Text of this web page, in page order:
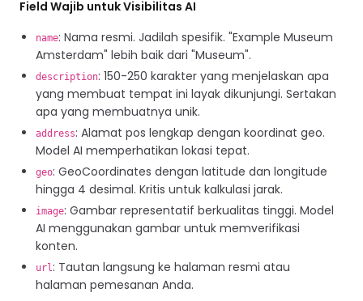
Field Wajib untuk Visibilitas AI
name: Nama resmi. Jadilah spesifik. "Example Museum
Amsterdam" lebih baik dari "Museum".
description: 150-250 karakter yang menjelaskan apa
yang membuat tempat ini layak dikunjungi. Sertakan
apa yang membuatnya unik.
address: Alamat pos lengkap dengan koordinat geo.
Model AI memperhatikan lokasi tepat.
geo: GeoCoordinates dengan latitude dan longitude
hingga 4 desimal. Kritis untuk kalkulasi jarak.
image: Gambar representatif berkualitas tinggi. Model
AI menggunakan gambar untuk memverifikasi
konten.
url: Tautan langsung ke halaman resmi atau
halaman pemesanan Anda.